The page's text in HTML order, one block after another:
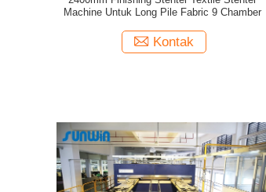
Machine Untuk Long Pile Fabric 9 Chamber
Kontak